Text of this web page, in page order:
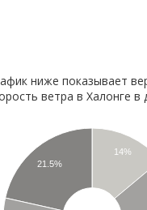
ниже показывает
ветра в Халонге в
14%
21.5%